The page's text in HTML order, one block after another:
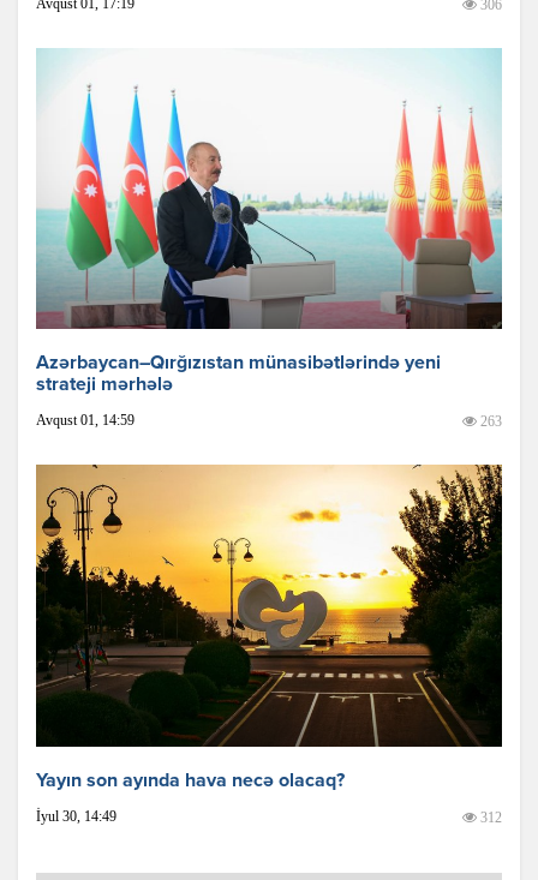
306
Azərbaycan–Qırğızıstan münasibətlərində yeni
strateji mərhələ
Avqust 01, 14:59 263
Yayın son ayında hava necə olacaq?
İyul 30, 14:49 312